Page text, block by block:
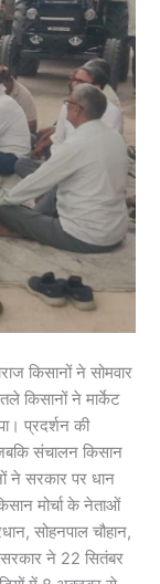
किसानों ने सोमवार
किसानों ने मार्केट
प्रदर्शन की
संचालन किसान
ने सरकार पर धान
मोर्चा के नेताओं
सोहनपाल चौहान,
सरकार ने 22 सितंबर